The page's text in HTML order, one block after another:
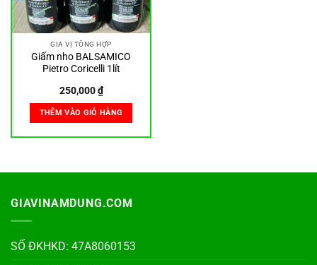
GIA VỊ TỔNG HỢP
Giấm nho BALSAMICO
Pietro Coricelli 1lít
250,000₫
THÊM VÀO GIỎ HÀNG
GIAVINAMDUNG.COM
SỐ ĐKHKD: 47A8060153